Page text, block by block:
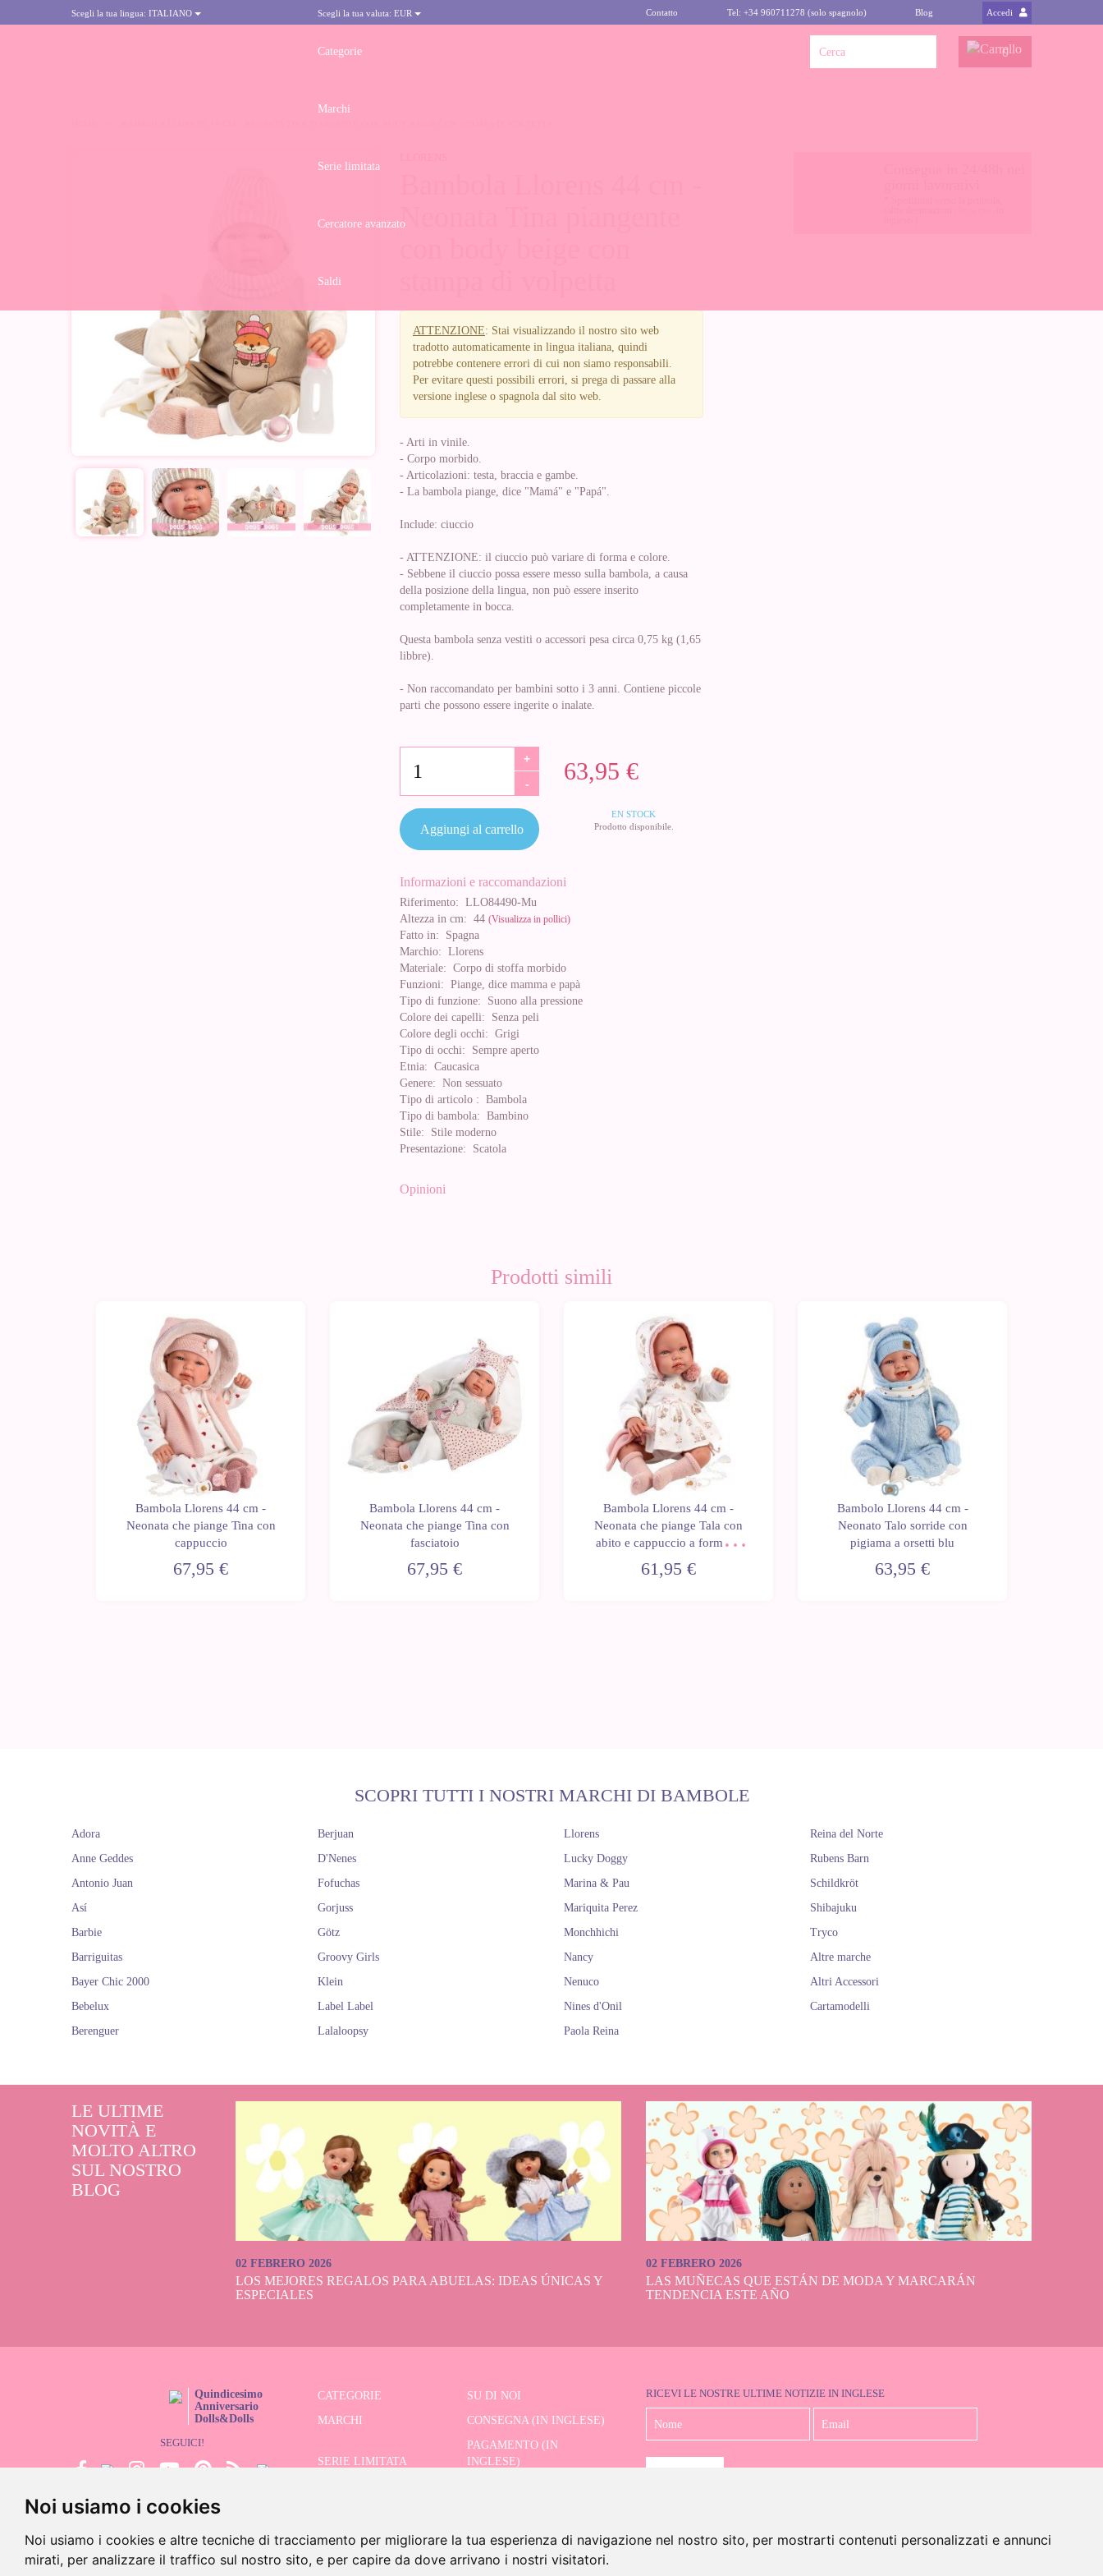
Noi usiamo i cookies
Noi usiamo i cookies e altre tecniche di tracciamento per migliorare la tua esperienza di navigazione nel nostro sito, per mostrarti contenuti personalizzati e annunci
mirati, per analizzare il traffico sul nostro sito, e per capire da dove arrivano i nostri visitatori.
Scegli la tua lingua: ITALIANO Scegli la tua valuta: EUR Contatto Tel: +34 960711278 (solo spagnolo) Blog Accedi
Categorie
Marchi
Serie limitata
Cercatore avanzato
Saldi
0
Neonata Tina piangente
ATTENZIONE: Stai visualizzando il nostro sito web
tradotto automaticamente in lingua italiana, quindi
potrebbe contenere errori di cui non siamo responsabili.
Per evitare questi possibili errori, si prega di passare alla
versione inglese o spagnola dal sito web.
- Arti in vinile.
- Corpo morbido.
- Articolazioni: testa, braccia e gambe.
- La bambola piange, dice "Mamá" e "Papá".
Include: ciuccio
- ATTENZIONE: il ciuccio può variare di forma e colore.
- Sebbene il ciuccio possa essere messo sulla bambola, a causa
della posizione della lingua, non può essere inserito
completamente in bocca.
Questa bambola senza vestiti o accessori pesa circa 0,75 kg (1,65
libbre).
- Non raccomandato per bambini sotto i 3 anni. Contiene piccole
parti che possono essere ingerite o inalate.
63,95 €
+
-
EN STOCK
Prodotto disponibile.
Aggiungi al carrello
Informazioni e raccomandazioni
Riferimento: LLO84490-Mu
Altezza in cm: 44 (Visualizza in pollici)
Fatto in: Spagna
Marchio: Llorens
Materiale: Corpo di stoffa morbido
Funzioni: Piange, dice mamma e papà
Tipo di funzione: Suono alla pressione
Colore dei capelli: Senza peli
Colore degli occhi: Grigi
Tipo di occhi: Sempre aperto
Etnia: Caucasica
Genere: Non sessuato
Tipo di articolo : Bambola
Tipo di bambola: Bambino
Stile: Stile moderno
Presentazione: Scatola
Opinioni
Prodotti simili
Bambola Llorens 44 cm -
Neonata che piange Tina con
cappuccio
67,95 €
Bambola Llorens 44 cm -
Neonata che piange Tina con
fasciatoio
67,95 €
Bambola Llorens 44 cm -
Neonata che piange Tala con
abito e cappuccio a forma di
61,95 €
Bambolo Llorens 44 cm -
Neonato Talo sorride con
pigiama a orsetti blu
63,95 €
SCOPRI TUTTI I NOSTRI MARCHI DI BAMBOLE
Adora
Anne Geddes
Antonio Juan
Así
Barbie
Barriguitas
Bayer Chic 2000
Bebelux
Berenguer
Berjuan
D'Nenes
Fofuchas
Gorjuss
Götz
Groovy Girls
Klein
Label Label
Lalaloopsy
Llorens
Lucky Doggy
Marina & Pau
Mariquita Perez
Monchhichi
Nancy
Nenuco
Nines d'Onil
Paola Reina
Reina del Norte
Rubens Barn
Schildkröt
Shibajuku
Tryco
Altre marche
Altri Accessori
Cartamodelli
LE ULTIME
NOVITÀ E
MOLTO ALTRO
SUL NOSTRO
BLOG
02 FEBRERO 2026
LOS MEJORES REGALOS PARA ABUELAS: IDEAS ÚNICAS Y
ESPECIALES
02 FEBRERO 2026
LAS MUÑECAS QUE ESTÁN DE MODA Y MARCARÁN
TENDENCIA ESTE AÑO
Quindicesimo
Anniversario
Dolls&Dolls
SEGUICI!
CATEGORIE
SU DI NOI
MARCHI
CONSEGNA (IN INGLESE)
SERIE LIMITATA
PAGAMENTO (IN
INGLESE)
RICEVI LE NOSTRE ULTIME NOTIZIE IN INGLESE
©2026 Dolls And Dolls. Tutti i diritti riservati.